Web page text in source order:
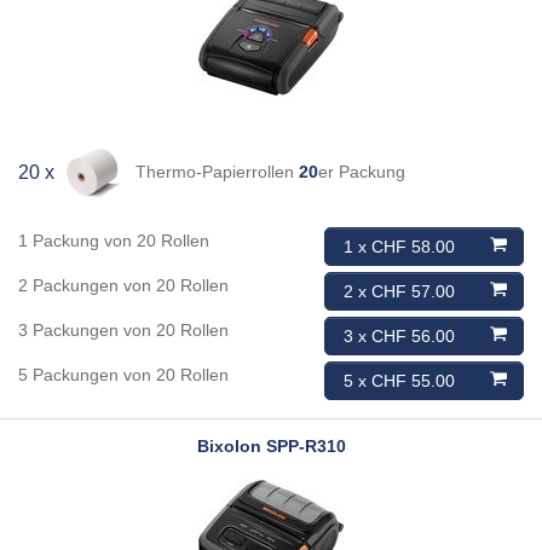
20 x Thermo-Papierrollen 20er Packung
1 x CHF 58.00
1 Packung von 20 Rollen
2 x CHF 57.00
2 Packungen von 20 Rollen
3 x CHF 56.00
3 Packungen von 20 Rollen
5 x CHF 55.00
5 Packungen von 20 Rollen
Bixolon SPP-R310